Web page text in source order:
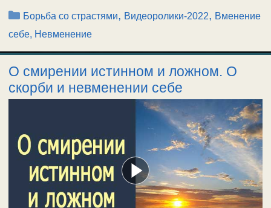
Рубрики
Борьба со страстями, Видеоролики-2022, Вменение
себе, Невменение
О смирении истинном и ложном. О
скорби и невменении себе